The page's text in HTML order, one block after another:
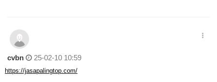
cvbn 25-02-10 10:59
https://jasapalingtop.com/